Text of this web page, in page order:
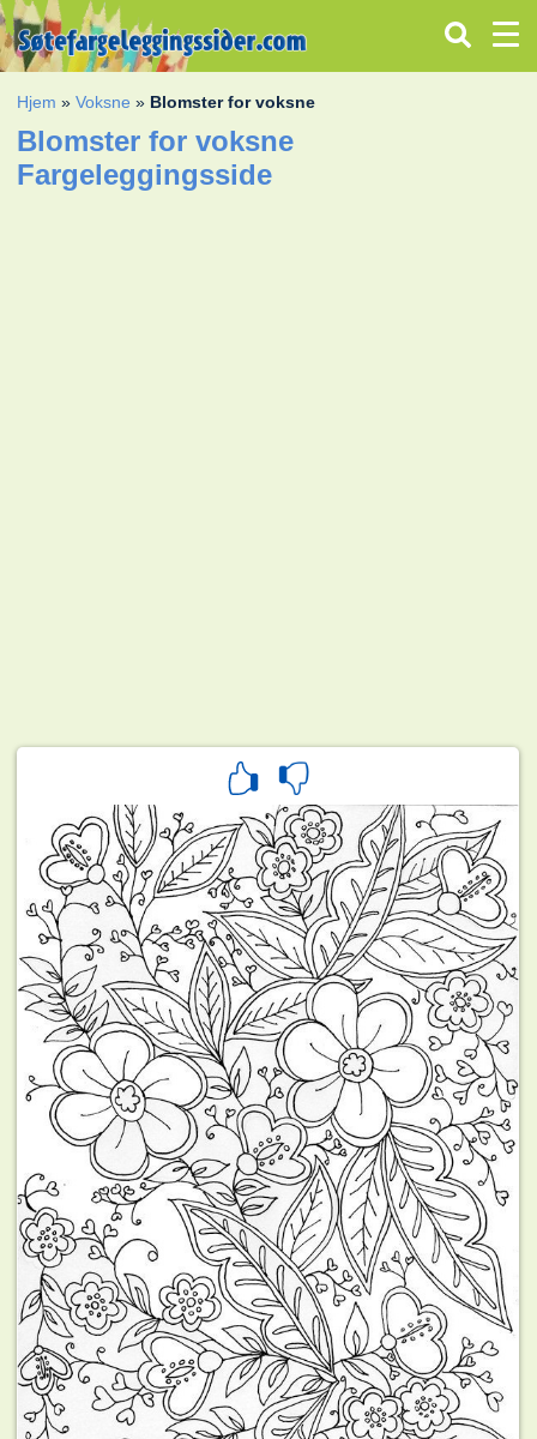
Hjem »Voksne » Blomster for voksne
Blomster for voksne
Fargeleggingsside